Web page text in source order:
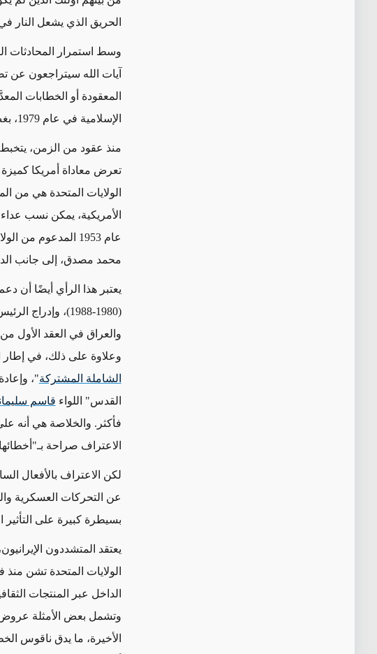
الحريق الذي يشعل النار
وسط استمرار المحادثات
آيات الله سيتراجعون عن
المعقودة أو الخطابات
الإسلامية في عام 1979، بغض النظر عمّن يشغل البيت الأبيض.
منذ عقود من الزمن،
تعرض معاداة أمريكا
الولايات المتحدة هي
الأمريكية، يمكن نسب عداء
عام 1953 المدعوم
محمد مصدق، إلى جانب
يعتبر هذا الرأي أيضًا أن
(1980-1988)،
والعراق في العقد الأول
وعلاوة على ذلك، في إطار
الشاملة المشتركة"،
القدس" اللواء قاسم
فأكثر. والخلاصة هي أنه
الاعتراف صراحة
لكن الاعتراف بالأفعال
عن التحركات العسكرية
بسيطرة كبيرة على
يعتقد المتشددون
الولايات المتحدة تشن
الداخل عبر المنتجات
وتشمل بعض الأمثلة
الأخيرة، ما يدق ناقوس